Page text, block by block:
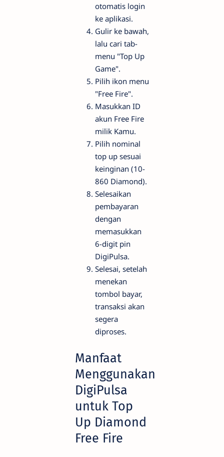
otomatis login
ke aplikasi.
Gulir ke bawah,
lalu cari tab-
menu "Top Up
Game".
Pilih ikon menu
"Free Fire".
Masukkan ID
akun Free Fire
milik Kamu.
Pilih nominal
top up sesuai
keinginan (10-
860 Diamond).
Selesaikan
pembayaran
dengan
memasukkan
6-digit pin
DigiPulsa.
Selesai, setelah
menekan
tombol bayar,
transaksi akan
segera
diproses.
Manfaat
Menggunakan
DigiPulsa
untuk Top
Up Diamond
Free Fire